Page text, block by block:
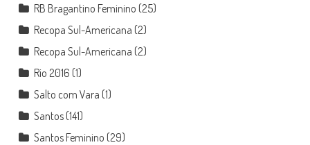
RB Bragantino Feminino (25)
Recopa Sul-Americana (2)
Recopa Sul-Americana (2)
Rio 2016 (1)
Salto com Vara (1)
Santos(141)
Santos Feminino (29)